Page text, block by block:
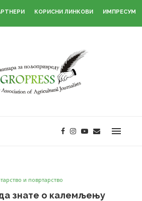
КОРИСНИ ЛИНКОВИ ИМПРЕСУМ
и повртарство
знате о калемљењу